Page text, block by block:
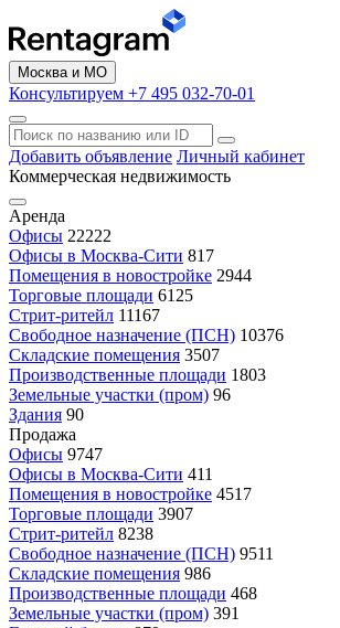
Москва и МО
Консультируем +7 495 032-70-01
Добавить объявление Личный кабинет
Коммерческая недвижимость
Аренда
Офисы 22222
Офисы в Москва-Сити 817
Помещения в новостройке 2944
Торговые площади 6125
Стрит-ритейл 11167
Свободное назначение (ПСН) 10376
Складские помещения 3507
Производственные площади 1803
Земельные участки (пром) 96
Здания 90
Продажа
Офисы 9747
Офисы в Москва-Сити 411
Помещения в новостройке 4517
Торговые площади 3907
Стрит-ритейл 8238
Свободное назначение (ПСН) 9511
Складские помещения 986
Производственные площади 468
Земельные участки (пром) 391